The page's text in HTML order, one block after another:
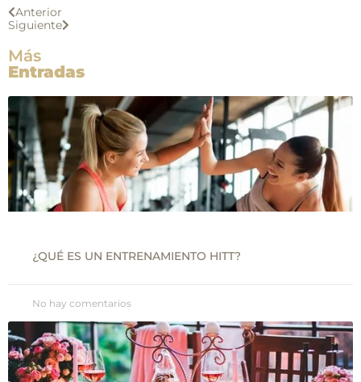
Anterior
Siguiente
Más
Entradas
¿QUÉ ES UN ENTRENAMIENTO HITT?
No hay comentarios